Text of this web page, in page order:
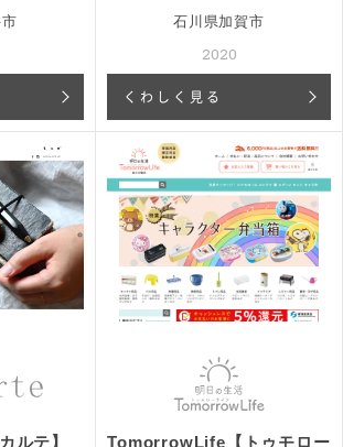
石川県加賀市
2020
くわしく見る
ルテ】
TomorrowLife【トゥモロー